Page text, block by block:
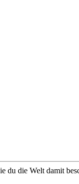
du die Welt damit